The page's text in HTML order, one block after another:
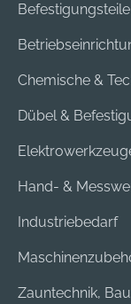
Befestigungsteile
Chemische &
Dübel &
Hand- &
Industriebedarf
Zauntechnik,